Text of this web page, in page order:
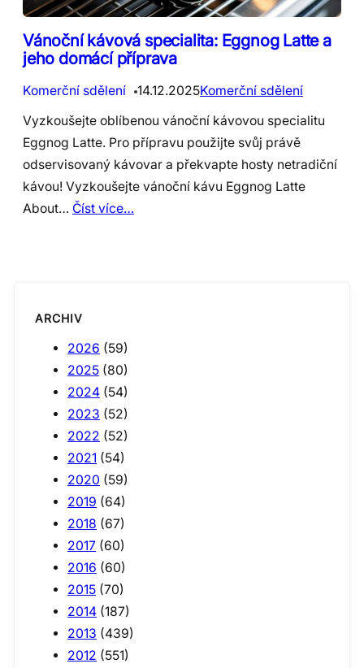
Vánoční kávová specialita: Eggnog Latte a
jeho domácí příprava
Komerční sdělení 14.12.2025Komerční sdělení
Vyzkoušejte oblíbenou vánoční kávovou specialitu
Eggnog Latte. Pro přípravu použijte svůj právě
odservisovaný kávovar a překvapte hosty netradiční
kávou! Vyzkoušejte vánoční kávu Eggnog Latte
About… Číst více…
ARCHIV
2026 (59)
2025 (80)
2024 (54)
2023 (52)
2022 (52)
2021 (54)
2020 (59)
2019 (64)
2018 (67)
2017 (60)
2016 (60)
2015 (70)
2014 (187)
2013 (439)
2012 (551)